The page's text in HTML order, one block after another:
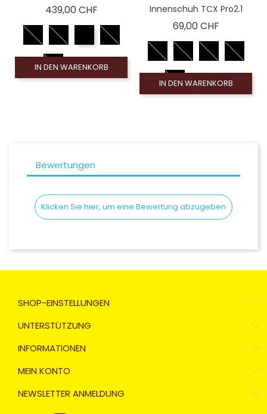
439,00 CHFPreis
IN DEN WARENKORB
Innenschuh TCX Pro2.1
69,00 CHFPreis
IN DEN WARENKORB
Bewertungen
Klicken Sie hier, um eine Bewertung abzugeben
SHOP-EINSTELLUNGEN
UNTERSTÜTZUNG
INFORMATIONEN
MEIN KONTO
NEWSLETTER ANMELDUNG